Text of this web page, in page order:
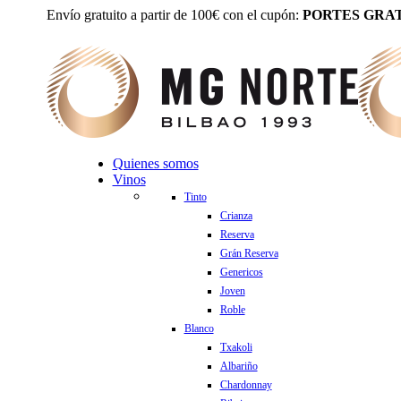
Envío gratuito a partir de 100€ con el cupón: PORTES
Quienes somos
Vinos
Tinto
Crianza
Reserva
Grán Reserva
Genericos
Joven
Roble
Blanco
Txakoli
Albariño
Chardonnay